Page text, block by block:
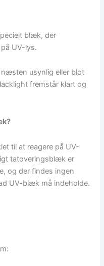
blæk, der
UV-lys.
usynlig eller blot
fremstår klart og
til at reagere på UV-
tatoveringsblæk er
og der findes ingen
UV-blæk må indeholde.